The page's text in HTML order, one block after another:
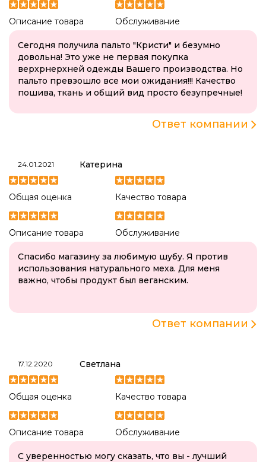
Описание товара Обслуживание
Сегодня получила пальто "Кристи" и безумно
довольна! Это уже не первая покупка
верхрнерхней одежды Вашего производства. Но
пальто превзошло все мои ожидания!!! Качество
пошива, ткань и общий вид просто безупречные!
Ответ компании
24.01.2021 Катерина
Общая оценка Качество товара
Описание товара Обслуживание
Спасибо магазину за любимую шубу. Я против
использования натурального меха. Для меня
важно, чтобы продукт был веганским.
Ответ компании
17.12.2020 Светлана
Общая оценка Качество товара
Описание товара Обслуживание
С уверенностью могу сказать, что вы - лучший